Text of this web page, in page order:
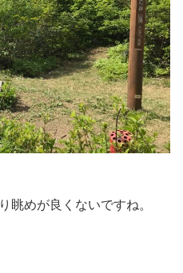
眺めが良くないですね。